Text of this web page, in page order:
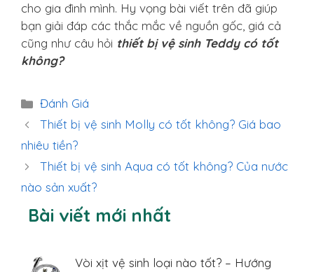
cho gia đình mình. Hy vọng bài viết trên đã giúp
bạn giải đáp các thắc mắc về nguồn gốc, giá cả
cũng như câu hỏi thiết bị vệ sinh Teddy có tốt
không?
Danh
mục
Đánh Giá
Thiết bị vệ sinh Molly có tốt không? Giá bao
nhiêu tiền?
Thiết bị vệ sinh Aqua có tốt không? Của nước
nào sản xuất?
Bài viết mới nhất
Vòi xịt vệ sinh loại nào tốt? – Hướng